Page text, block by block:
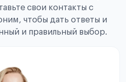
свои контакты с
чтобы дать ответы и
и правильный выбор.